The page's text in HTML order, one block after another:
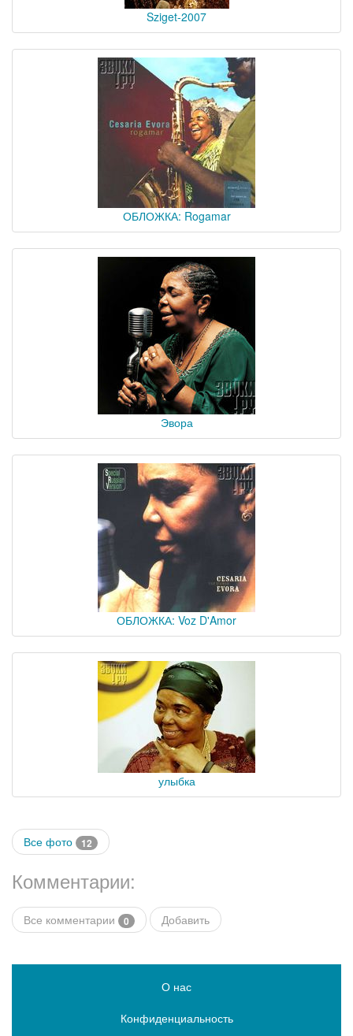
Sziget-2007
ОБЛОЖКА: Rogamar
Эвора
ОБЛОЖКА: Voz D'Amor
улыбка
Все фото 12
Комментарии:
Все комментарии 0 Добавить
О нас
Конфиденциальность